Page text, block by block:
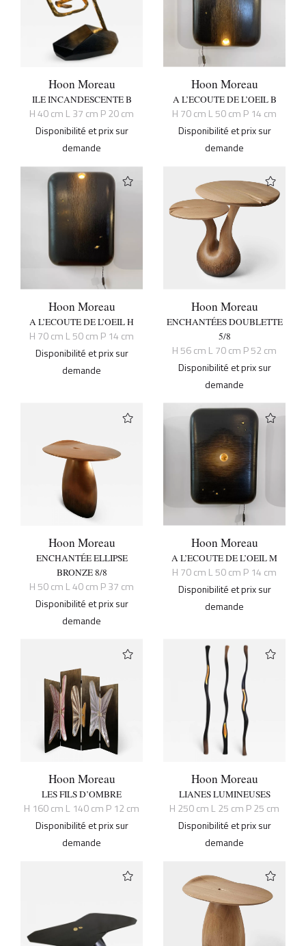
Hoon Moreau
ILE INCANDESCENTE B
H 40 cm L 37 cm P 20 cm
Disponibilité et prix sur
demande
Hoon Moreau
A L’ECOUTE DE L’OEIL B
H 70 cm L 50 cm P 14 cm
Disponibilité et prix sur
demande
Hoon Moreau
A L’ECOUTE DE L’OEIL H
H 70 cm L 50 cm P 14 cm
Disponibilité et prix sur
demande
Hoon Moreau
ENCHANTÉES DOUBLETTE
5/8
H 56 cm L 70 cm P 52 cm
Disponibilité et prix sur
demande
Hoon Moreau
ENCHANTÉE ELLIPSE
BRONZE 8/8
H 50 cm L 40 cm P 37 cm
Disponibilité et prix sur
demande
Hoon Moreau
A L’ECOUTE DE L’OEIL M
H 70 cm L 50 cm P 14 cm
Disponibilité et prix sur
demande
Hoon Moreau
LES FILS D’OMBRE
H 160 cm L 140 cm P 12 cm
Disponibilité et prix sur
demande
Hoon Moreau
LIANES LUMINEUSES
H 250 cm L 25 cm P 25 cm
Disponibilité et prix sur
demande